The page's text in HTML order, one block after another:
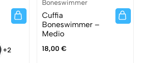
+2
Boneswimmer
Cuffia
Boneswimmer –
Medio
18,00 €